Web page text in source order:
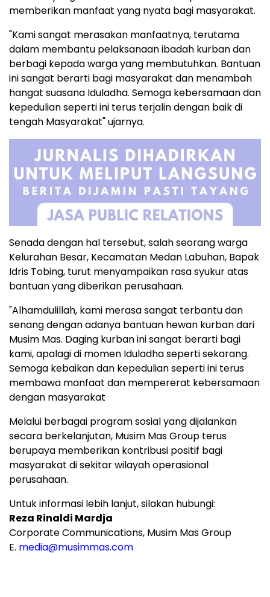
memberikan manfaat yang nyata bagi masyarakat.
"Kami sangat merasakan manfaatnya, terutama
dalam membantu pelaksanaan ibadah kurban dan
berbagi kepada warga yang membutuhkan. Bantuan
ini sangat berarti bagi masyarakat dan menambah
hangat suasana Iduladha. Semoga kebersamaan dan
kepedulian seperti ini terus terjalin dengan baik di
tengah Masyarakat" ujarnya.
Senada dengan hal tersebut, salah seorang warga
Kelurahan Besar, Kecamatan Medan Labuhan, Bapak
Idris Tobing, turut menyampaikan rasa syukur atas
bantuan yang diberikan perusahaan.
"Alhamdulillah, kami merasa sangat terbantu dan
senang dengan adanya bantuan hewan kurban dari
Musim Mas. Daging kurban ini sangat berarti bagi
kami, apalagi di momen Iduladha seperti sekarang.
Semoga kebaikan dan kepedulian seperti ini terus
membawa manfaat dan mempererat kebersamaan
dengan masyarakat
Melalui berbagai program sosial yang dijalankan
secara berkelanjutan, Musim Mas Group terus
berupaya memberikan kontribusi positif bagi
masyarakat di sekitar wilayah operasional
perusahaan.
Untuk informasi lebih lanjut, silakan hubungi:
Reza Rinaldi Mardja
Corporate Communications, Musim Mas Group
E. media@musimmas.com